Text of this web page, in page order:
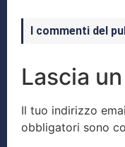
I commenti del
Lascia
Il tuo indirizzo
obbligatori sono